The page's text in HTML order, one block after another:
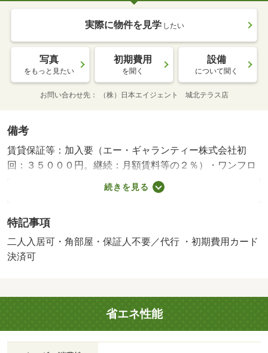
実際に物件を見学 したい
写真
をもっと見たい
初期費用
を聞く
設備
について聞く
お問い合わせ先 （株）日本エイジェント 城北テラス店
備考
賃貸保証等：加入要（エー・ギャランティー株式会社初
回：３５０００円。継続：月額賃料等の２％）・ワンフロ
アに２世帯の贅沢な造り、お部屋全体が明るいです。さま
ざまな間取りをご用意、どのお部屋も収納力があり手頃な
関徒歩圏内、日々の生活も便利です。・駐輪場：有・仲介
手数料：１．１ヶ月
続きを見る
特記事項
二人入居可・角部屋・保証人不要／代行 ・初期費用カード
決済可
省エネ性能